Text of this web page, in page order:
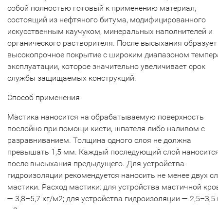
собой полностью готовый к применению материал,
состоящий из нефтяного битума, модифицированного
искусственным каучуком, минеральных наполнителей и
органического растворителя. После высыхания образует
высокопрочное покрытие с широким диапазоном
эксплуатации, которое значительно увеличивает срок
службы защищаемых конструкций.
Способ применения
Мастика наносится на обрабатываемую поверхность
послойно при помощи кисти, шпателя либо наливом с
разравниванием. Толщина одного слоя не должна
превышать 1,5 мм. Каждый последующий слой
после высыхания предыдущего. Для устройства
гидроизоляции рекомендуется наносить не менее двух
мастики. Расход мастики: для устройства мастичной
— 3,8–5,7 кг/м2; для устройства гидроизоляции — 2,5–3,5